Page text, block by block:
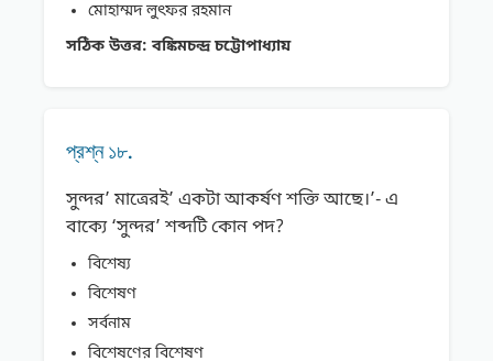
মোহাম্মদ লুৎফর রহমান
সঠিক উত্তর: বঙ্কিমচন্দ্র চট্টোপাধ্যায়
প্রশ্ন ১৮.
সুন্দর’ মাত্রেরই’ একটা আকর্ষণ শক্তি আছে।’- এ
বাক্যে ‘সুন্দর’ শব্দটি কোন পদ?
বিশেষ্য
বিশেষণ
সর্বনাম
বিশেষণের বিশেষণ